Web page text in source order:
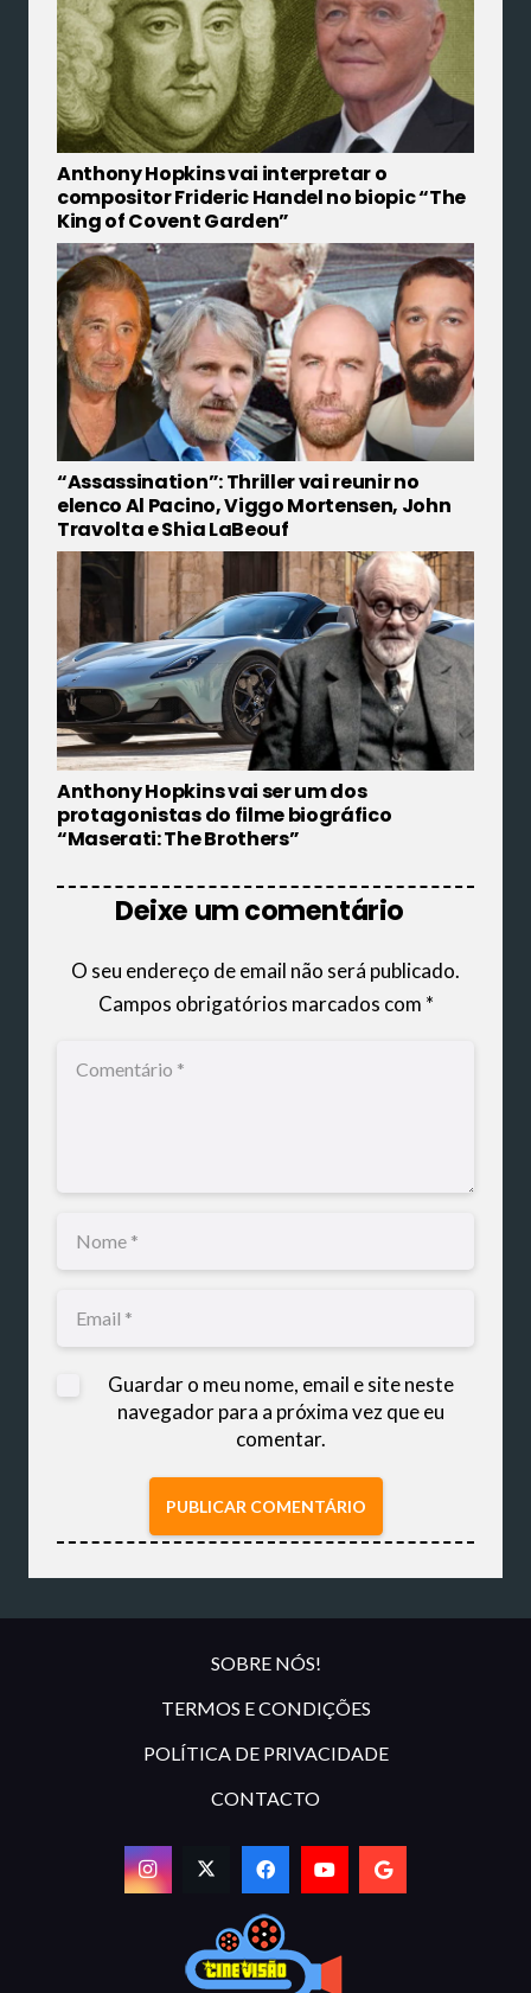
Anthony Hopkins vai interpretar o
compositor Frideric Handel no biopic “The
King of Covent Garden”
“Assassination”: Thriller vai reunir no
elenco Al Pacino, Viggo Mortensen, John
Travolta e Shia LaBeouf
Anthony Hopkins vai ser um dos
protagonistas do filme biográfico
“Maserati: The Brothers”
Deixe um comentário
O seu endereço de email não será publicado.
Campos obrigatórios marcados com *
Guardar o meu nome, email e site neste
navegador para a próxima vez que eu
comentar.
PUBLICAR COMENTÁRIO
SOBRE NÓS!
TERMOS E CONDIÇÕES
POLÍTICA DE PRIVACIDADE
CONTACTO